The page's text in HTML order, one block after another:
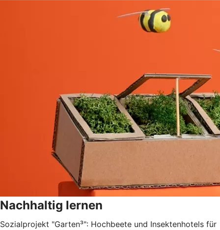
Nachhaltig lernen
Sozialprojekt "Garten³": Hochbeete und Insektenhotels für